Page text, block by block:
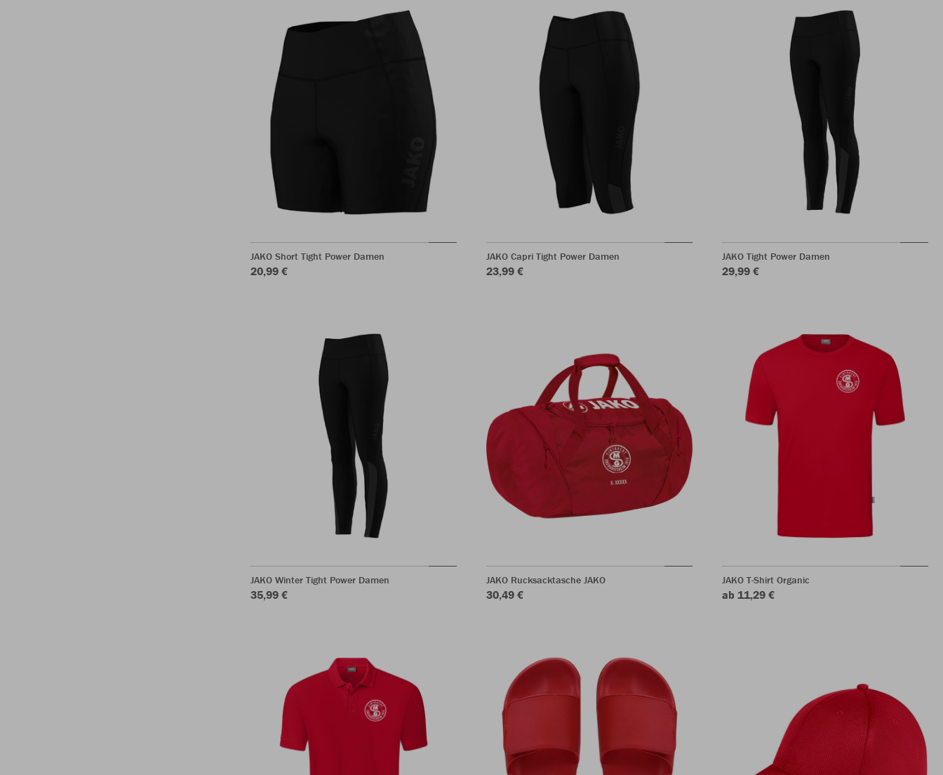
JAKO Short Tight Power Damen
20,99 €
JAKO Capri Tight Power Damen
23,99 €
JAKO Tight Power Damen
29,99 €
JAKO Winter Tight Power Damen
35,99 €
JAKO Rucksacktasche JAKO
30,49 €
JAKO T-Shirt Organic
ab 11,29 €